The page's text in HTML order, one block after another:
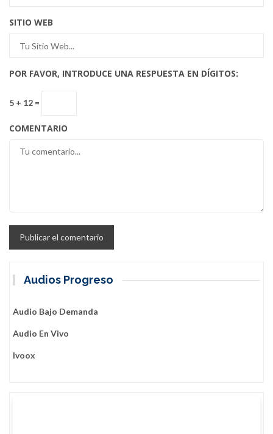
SITIO WEB
POR FAVOR, INTRODUCE UNA RESPUESTA EN DÍGITOS:
5 + 12 =
COMENTARIO
Audios Progreso
Audio Bajo Demanda
Audio En Vivo
Ivoox